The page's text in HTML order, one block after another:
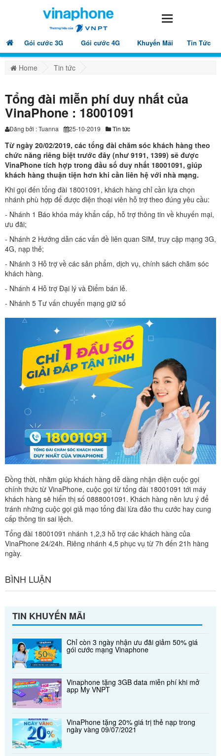
Gói cước 3G Gói cước 4G Khuyến Mãi Tin Tức
Home Tin tức
Tổng đài miễn phí duy nhất của
VinaPhone : 18001091
Đăng bởi : Tuanna 25-10-2019 Tin tức
Từ ngày 20/02/2019, các tổng đài chăm sóc khách hàng theo
chức năng riêng biệt trước đây (như 9191, 1399) sẽ được
VinaPhone tích hợp trong đầu số duy nhất 18001091, giúp
khách hàng thuận tiện hơn khi cần liên hệ với nhà mạng.
Khi gọi đến tổng đài 18001091, khách hàng chỉ cần lựa chọn
nhánh phù hợp để được điện thoại viên hỗ trợ theo đúng yêu cầu:
- Nhánh 1 Báo khóa máy khẩn cấp, hỗ trợ thông tin về khuyến mại,
ưu đãi;
- Nhánh 2 Hướng dẫn các vấn đề liên quan SIM, truy cập mạng 3G,
4G, nạp thẻ;
- Nhánh 3 Hỗ trợ về các sản phẩm, dịch vụ, chính sách chăm sóc
khách hàng.
- Nhánh 4 Hỗ trợ Đại lý và Điểm bán lẻ.
- Nhánh 5 Tư vấn chuyển mạng giữ số
Đồng thời, nhằm giúp khách hàng dễ dàng nhận diện cuộc gọi
chính thức từ VinaPhone, cuộc gọi từ tổng đài 18001091 tới máy
khách hàng sẽ hiển thị số 0888001091. Khách hàng nên lưu ý để
tránh những cuộc gọi giả mạo tổng đài lừa đảo thu cước hay cung
cấp thông tin sai lệch.
Tổng đài 18001091 nhánh 1,2,3 hỗ trợ các khách hàng của
VinaPhone 24/24h. Riêng nhánh 4,5 phục vụ từ 7h đến 21h hàng
ngày.
BÌNH LUẬN
TIN KHUYẾN MÃI
Chỉ còn 3 ngày nhận ưu đãi giảm 50% giá
gói cước mạng Vinaphone
Vinaphone tặng 3GB data miễn phí khi mở
app My VNPT
VinaPhone tặng 20% giá trị thẻ nạp trong
ngày vàng 09/07/2021